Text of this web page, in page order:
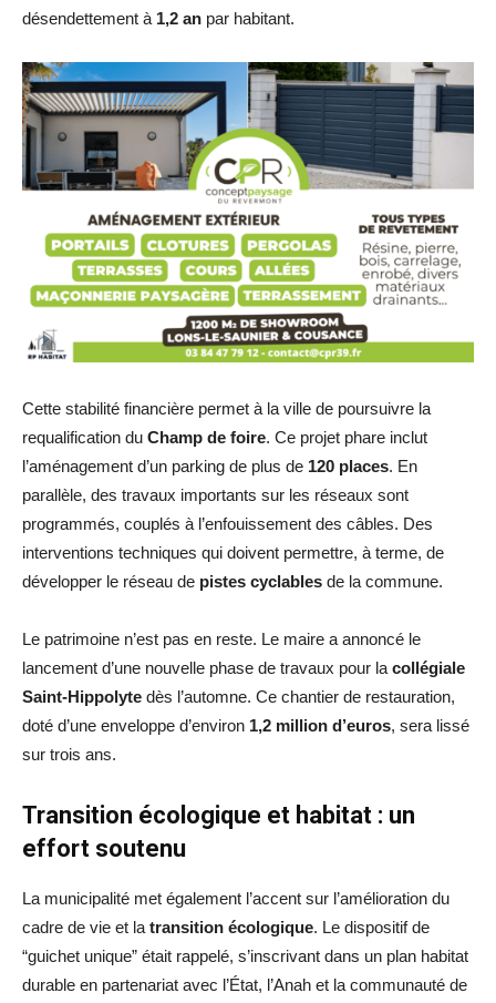
désendettement à 1,2 an par habitant.
Cette stabilité financière permet à la ville de poursuivre la
requalification du Champ de foire. Ce projet phare inclut
l’aménagement d’un parking de plus de 120 places. En
parallèle, des travaux importants sur les réseaux sont
programmés, couplés à l’enfouissement des câbles. Des
interventions techniques qui doivent permettre, à terme, de
développer le réseau de pistes cyclables de la commune.
Le patrimoine n’est pas en reste. Le maire a annoncé le
lancement d’une nouvelle phase de travaux pour lacollégiale
Saint-Hippolyte dès l’automne. Ce chantier de restauration,
doté d’une enveloppe d’environ 1,2 million d’euros, sera lissé
sur trois ans.
Transition écologique et habitat : un
effort soutenu
La municipalité met également l’accent sur l’amélioration du
cadre de vie et latransition écologique. Le dispositif de
“guichet unique” était rappelé, s’inscrivant dans un plan habitat
durable en partenariat avec l’État, l’Anah et la communauté de